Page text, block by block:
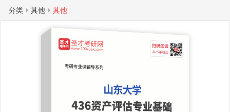
分类 其他 其他